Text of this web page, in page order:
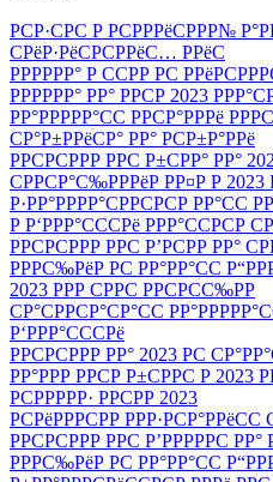
РСР·СРС Р РСРРРёСРРР№
СРёР·РёСРСРРёС… РРёС
РРРРРР° Р ССРР РС
РРРРРР° РР° РРСР 2023
РР°РРРРР°СС РРСР°РРРё
СР°Р±РРёСР° РР° РСР±Р°РРё
РРСРСРРР РРС Р±СРР° РР°
СРРСР°С‰РРРёР РР¤Р Р
Р·РР°РРРР°СРРСРСР РР°СС
Р Р‘РРР°СССРё РРР°ССРСР
РРСРСРРР РРС Р’РСРР РР°
РРРС‰РёР РС РР°РР°СС
2023 РРР СРРС РРСРСС‰РР
СР°СРРСР°СР°СС
Р‘РРР°СССРё
РРСРСРРР РР° 2023 РС
РР°РРР РРСР Р±СРРС Р 2023
РСРРРРР· РРСРР 2023
РСРёРРРСРР РРР·РСР°РРёСС
РРСРСРРР РРС Р’РРРРРС РР°
РРРС‰РёР РС РР°РР°СС